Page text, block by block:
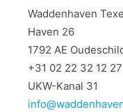
Waddenhaven
Haven 26
1792 AE
+31 02 22 32 12 27
UKW-Kanal 31